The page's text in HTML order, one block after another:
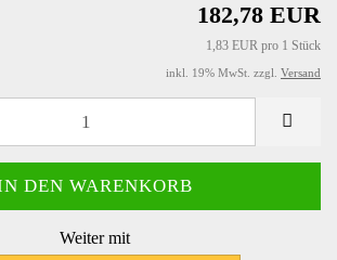
182,78 EUR
1,83 EUR pro 1 Stück
inkl. 19% MwSt. zzgl. Versand
Weiter mit